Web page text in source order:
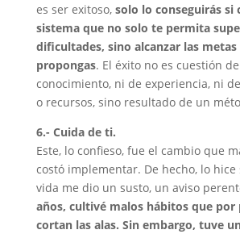
es ser exitoso, solo lo conseguirás si
sistema que no solo te permita
dificultades, sino alcanzar las
propongas. El éxito no es cuestión
conocimiento, ni de experiencia, ni
o recursos, sino resultado de un
6.- Cuida de ti.
Este, lo confieso, fue el cambio que
costó implementar. De hecho, lo hice
vida me dio un susto, un aviso
años, cultivé malos hábitos que por
cortan las alas. Sin embargo, tuve